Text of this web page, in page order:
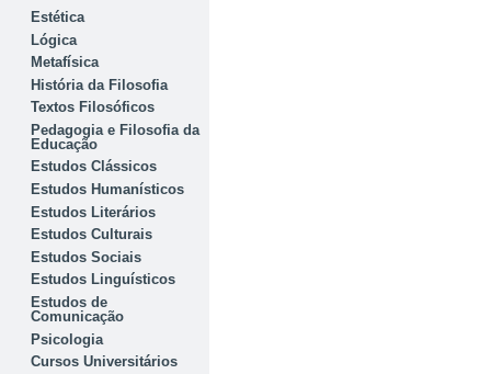
Estética
Lógica
Metafísica
História da Filosofia
Textos Filosóficos
Pedagogia e Filosofia da
Educação
Estudos Clássicos
Estudos Humanísticos
Estudos Literários
Estudos Culturais
Estudos Sociais
Estudos Linguísticos
Estudos de
Comunicação
Psicologia
Cursos Universitários